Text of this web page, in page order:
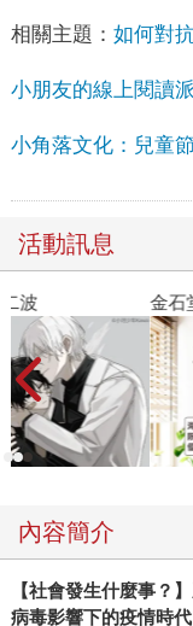
相關主題： 如何對
小朋友的線上閱讀
小角落文化：兒童
活動訊息
金石堂2026海外優
內容簡介
【社會發生什麼事？
病毒影響下的疫情時代